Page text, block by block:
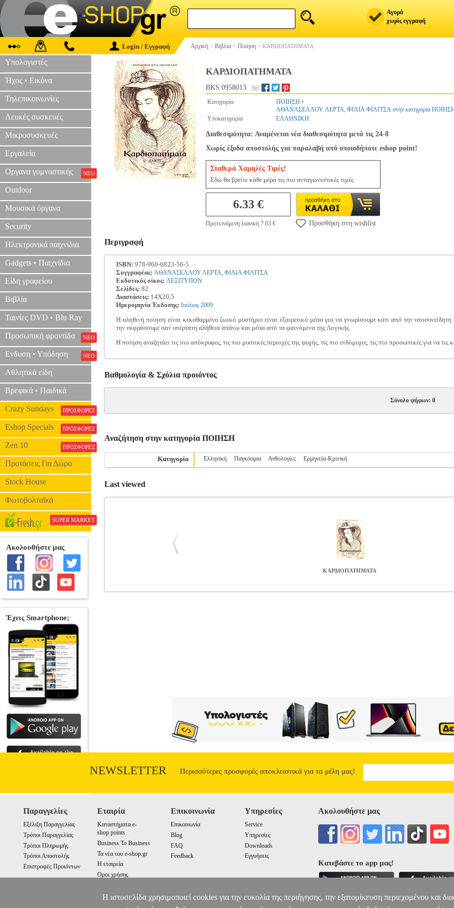
Αγορά
χωρίς εγγραφή
Login / Εγγραφή Αρχική > Βιβλία > Ποίηση > ΚΑΡΔΙΟΠΑΤΗΜΑΤΑ
Υπολογιστές
Ήχος • Εικόνα
Τηλεπικοινωνίες
Λευκές συσκευές
Μικροσυσκευές
Εργαλεία
Οργανα γυμναστικής ΝΕΟ
Outdoor
Μουσικά όργανα
Security
Ηλεκτρονικά παιχνίδια
Gadgets • Παιχνίδια
Είδη γραφείου
Βιβλία
Ταινίες DVD • Blu Ray
Προσωπική φροντίδα ΝΕΟ
Ενδυση • Υπόδηση ΝΕΟ
Αθλητικά είδη
Βρεφικά • Παιδικά
Crazy Sundays ΠΡΟΣΦΟΡΕΣ
Eshop Specials ΠΡΟΣΦΟΡΕΣ
Zen 10 ΠΡΟΣΦΟΡΕΣ
Προτάσεις Για Δώρα
Stock House
Φωτοβολταϊκά
SUPER MARKET
ΚΑΡΔΙΟΠΑΤΗΜΑΤΑ
BKS.0958013
Κατηγορία ΠΟΙΗΣΗ •
ΑΘΑΝΑΣΕΛΛΟΥ ΛΕΡΤΑ, ΦΙΛΙΑ ΦΙΛΙΤΣΑ στην κατηγορία
Υποκατηγορία
ΕΛΛΗΝΙΚΗ
Διαθεσιμότητα: Αναμένεται νέα διαθεσιμότητα μετά τις 24-8
Χωρίς έξοδα αποστολής για παραλαβή από οποιοδήποτε eshop point!
Σταθερά Χαμηλές Τιμές!
Εδώ θα βρείτε κάθε μέρα τις πιο ανταγωνιστικές τιμές
6.33 €
Προτεινόμενη λιανική 7.03 € Προσθήκη στη wishlist
Περιγραφή
ISBN: 978-960-6823-56-5
Συγγραφέας: ΑΘΑΝΑΣΕΛΛΟΥ ΛΕΡΤΑ, ΦΙΛΙΑ ΦΙΛΙΤΣΑ
Εκδοτικός οίκος: ΛΕΞΙΤΥΠΟΝ
Σελίδες: 82
Διαστάσεις: 14Χ20,5
Ημερομηνία Έκδοσης: Ιούλιος 2009
Η αληθινή ποίηση είναι κεκαθαρμένο ζωικό μυστήριο είναι εξαιρετικό μέσο για να γνωρίσουμε κάτι από την
την εκφράσουμε σαν υπέρτατη αλήθεια απάνω και μέσα από τα φαινόμενα της Λογικής.
Η ποίηση αναζητάει τις πιο απόκρυφες, τις πιο μυστικές περιοχές της ψυχής, τις πιο ενδόμυχες, τις πιο προσωπικές για να τις
Βαθμολογία & Σχόλια προιόντος
Σύνολο ψήφων: 0
Αναζήτηση στην κατηγορία ΠΟΙΗΣΗ
Κατηγορία Ελληνική Παγκόσμια Ανθολογίες Ερμηνεία-Κριτική
Last viewed
ΚΑΡΔΙΟΠΑΤΗΜΑΤΑ
NEWSLETTER Περισσότερες προσφορές αποκλειστικά για τα μέλη μας!
Παραγγελίες
Εξέλιξη Παραγγελίας
Τρόποι Παραγγελίας
Τρόποι Πληρωμής
Τρόποι Αποστολής
Επιστροφές Προιόντων
Εταιρία
Καταστήματα e-
shop points
Business To Business
Τα νέα του e-shop.gr
Η εταιρεία
Οροι χρήσης
Επικοινωνία
Επικοινωνία
Blog
FAQ
Feedback
Υπηρεσίες
Service
Υπηρεσίες
Downloads
Εγγυήσεις
Ακολουθήστε μας
Κατεβάστε το app μας!
Η ιστοσελίδα χρησιμοποιεί cookies για την ευκολία της περιήγησης, την εξατομίκευση περιεχομένου και